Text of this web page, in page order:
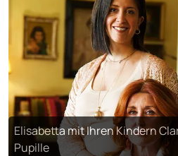
Elisabetta mit Ihren Kindern
Pupille